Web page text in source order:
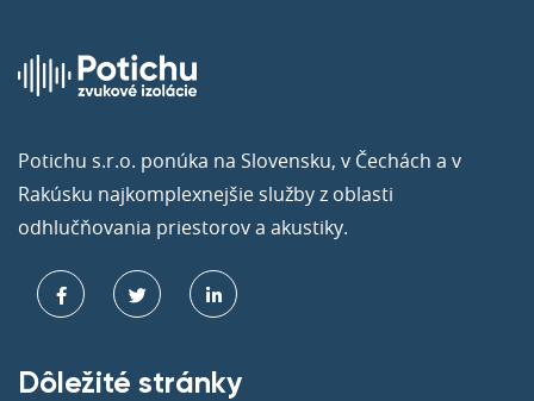
Potichu s.r.o. ponúka na Slovensku, v Čechách a v
Rakúsku najkomplexnejšie služby z oblasti
odhlučňovania priestorov a akustiky.
Dôležité stránky